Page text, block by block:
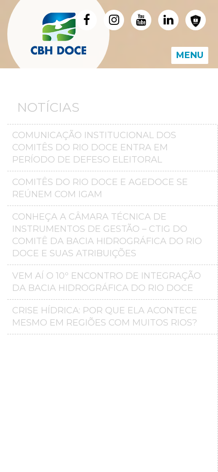
MENU
NOTÍCIAS
COMUNICAÇÃO INSTITUCIONAL DOS
COMITÊS DO RIO DOCE ENTRA EM
PERÍODO DE DEFESO ELEITORAL
COMITÊS DO RIO DOCE E AGEDOCE SE
REÚNEM COM IGAM
CONHEÇA A CÂMARA TÉCNICA DE
INSTRUMENTOS DE GESTÃO – CTIG DO
COMITÊ DA BACIA HIDROGRÁFICA DO RIO
DOCE E SUAS ATRIBUIÇÕES
VEM AÍ O 10º ENCONTRO DE INTEGRAÇÃO
DA BACIA HIDROGRÁFICA DO RIO DOCE
CRISE HÍDRICA: POR QUE ELA ACONTECE
MESMO EM REGIÕES COM MUITOS RIOS?